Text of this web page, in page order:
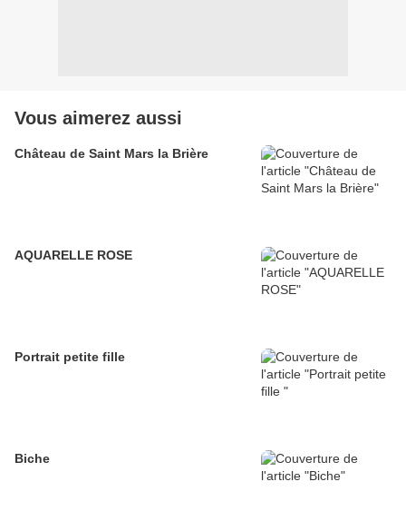
Vous aimerez aussi
Château de Saint Mars la Brière
AQUARELLE ROSE
Portrait petite fille
Biche